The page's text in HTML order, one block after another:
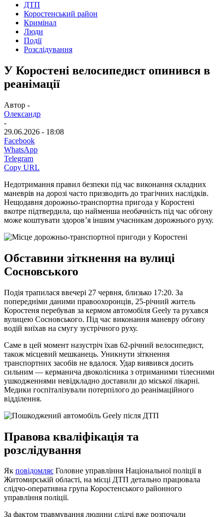
ДТП
Коростенський район
Кримінал
Люди
Події
Розслідування
У Коростені велосипедист опинився в
реанімації
Автор -
Олександр
-
29.06.2026 - 18:08
Facebook
WhatsApp
Telegram
Copy URL
Недотримання правил безпеки під час виконання складних
маневрів на дорозі часто призводить до трагічних наслідків.
Нещодавня дорожньо-транспортна пригода у Коростені
вкотре підтвердила, що найменша необачність під час обгону
може коштувати здоров’я іншим учасникам дорожнього руху.
Обставини зіткнення на вулиці
Сосновського
Подія трапилася ввечері 27 червня, близько 17:20. За
попередніми даними правоохоронців, 25-річний житель
Коростеня перебував за кермом автомобіля Geely та рухався
вулицею Сосновського. Під час виконання маневру обгону
водій виїхав на смугу зустрічного руху.
Саме в цей момент назустріч їхав 62-річний велосипедист,
також місцевий мешканець. Уникнути зіткнення
транспортних засобів не вдалося. Удар виявився досить
сильним — керманича двоколісника з отриманими тілесними
ушкодженнями невідкладно доставили до міської лікарні.
Медики госпіталізували потерпілого до реанімаційного
відділення.
Правова кваліфікація та
розслідування
Як повідомляє Головне управління Національної поліції в
Житомирській області, на місці ДТП детально працювала
слідчо-оперативна група Коростенського районного
управління поліції.
За фактом травмування людини слідчі вже розпочали